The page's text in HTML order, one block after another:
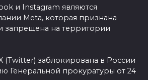
и Instagram являются
Meta, которая признана
запрещена на территории
(Twitter) заблокирована в России
Генеральной прокуратуры от 24